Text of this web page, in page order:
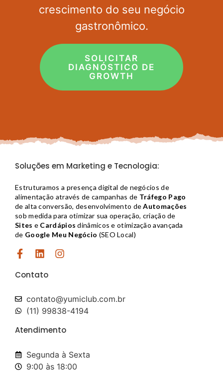
crescimento do seu negócio
gastronômico.
SOLICITAR
DIAGNÓSTICO DE
GROWTH
Soluções em Marketing e Tecnologia:
Estruturamos a presença digital de negócios de
alimentação através de campanhas de Tráfego Pago
de alta conversão, desenvolvimento deAutomações
sob medida para otimizar sua operação, criação de
Sites e Cardápios dinâmicos e otimização avançada
de Google Meu Negócio (SEO Local)
Contato
contato@yumiclub.com.br​
(11) 99838-4194
Atendimento
Segunda à Sexta
9:00 às 18:00